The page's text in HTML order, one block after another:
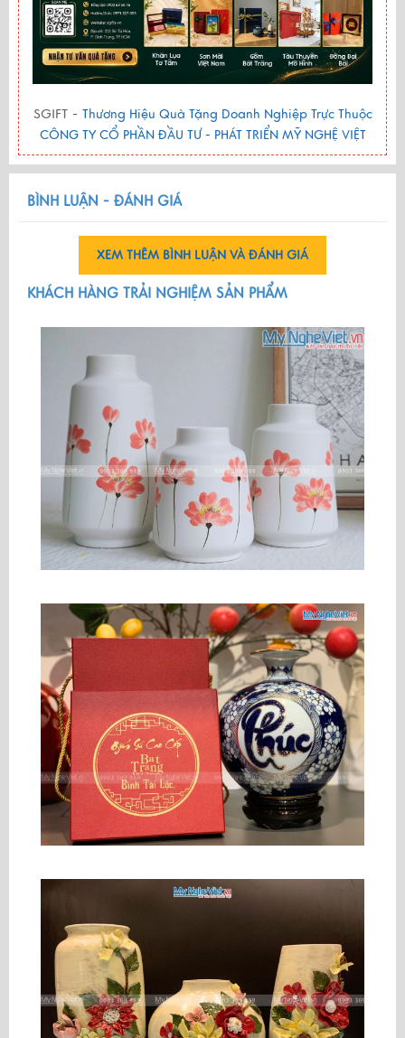
SGIFT - Thương Hiệu Quà Tặng Doanh Nghiệp Trực Thuộc
CÔNG TY CỔ PHẦN ĐẦU TƯ - PHÁT TRIỂN MỸ NGHỆ VIỆT
BÌNH LUẬN - ĐÁNH GIÁ
XEM THÊM BÌNH LUẬN VÀ ĐÁNH GIÁ
KHÁCH HÀNG TRẢI NGHIỆM SẢN PHẨM